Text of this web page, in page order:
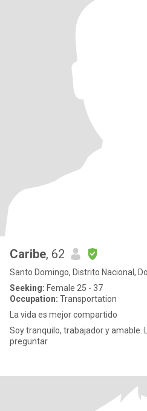
Caribe, 62
Santo Domingo, Distrito Nacional,
Seeking: Female 25 - 37
Occupation: Transportation
La vida es mejor compartido
Soy tranquilo, trabajador y amable.
preguntar.